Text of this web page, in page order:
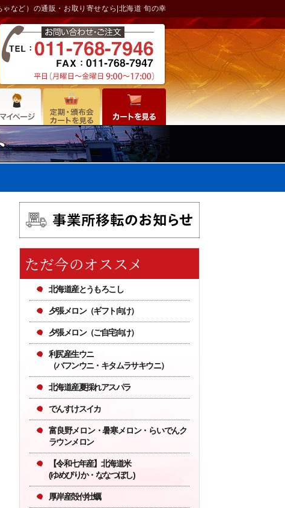
など）の通販・お取り寄せなら|北海道 旬の幸
日 水
16
水
17
木
通常業務
もございます。
す。
ざいます）
予想されますので、納
ただ今のオススメ
北海道産とうもろこし
夕張メロン（ギフト向け）
夕張メロン（ご自宅向け）
利尻産生ウニ
（バフンウニ・キタムラサキウニ）
北海道産夏採れアスパラ
でんすけスイカ
富良野メロン・暑寒メロン・らいでんク
ラウンメロン
【令和七年産】北海道米
(ゆめぴりか・ななつぼし)
厚岸産殻付牡蠣